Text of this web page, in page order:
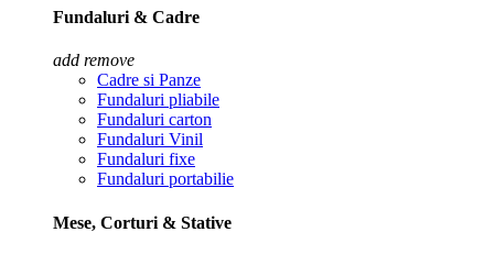
Fundaluri & Cadre
add remove
Cadre si Panze
Fundaluri pliabile
Fundaluri carton
Fundaluri Vinil
Fundaluri fixe
Fundaluri portabilie
Mese, Corturi & Stative